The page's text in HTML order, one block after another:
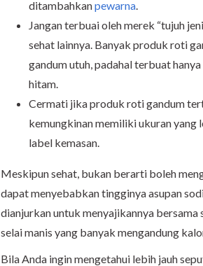
ditambahkanpewarna.
Jangan terbuai oleh merek “tujuh
sehat lainnya. Banyak produk roti
gandum utuh, padahal terbuat
hitam.
Cermati jika produk roti gandum
kemungkinan memiliki ukuran
label kemasan.
Meskipun sehat, bukan berarti boleh
dapat menyebabkan tingginya asupan
dianjurkan untuk menyajikannya bersama
selai manis yang banyak mengandung
Bila Anda ingin mengetahui lebih jauh